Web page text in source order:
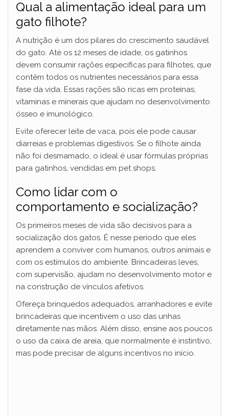
Qual a alimentação ideal para um
gato filhote?
A nutrição é um dos pilares do crescimento saudável
do gato. Até os 12 meses de idade, os gatinhos
devem consumir rações específicas para filhotes, que
contêm todos os nutrientes necessários para essa
fase da vida. Essas rações são ricas em proteínas,
vitaminas e minerais que ajudam no desenvolvimento
ósseo e imunológico.
Evite oferecer leite de vaca, pois ele pode causar
diarreias e problemas digestivos. Se o filhote ainda
não foi desmamado, o ideal é usar fórmulas próprias
para gatinhos, vendidas em pet shops.
Como lidar com o
comportamento e socialização?
Os primeiros meses de vida são decisivos para a
socialização dos gatos. É nesse período que eles
aprendem a conviver com humanos, outros animais e
com os estímulos do ambiente. Brincadeiras leves,
com supervisão, ajudam no desenvolvimento motor e
na construção de vínculos afetivos.
Ofereça brinquedos adequados, arranhadores e evite
brincadeiras que incentivem o uso das unhas
diretamente nas mãos. Além disso, ensine aos poucos
o uso da caixa de areia, que normalmente é instintivo,
mas pode precisar de alguns incentivos no início.